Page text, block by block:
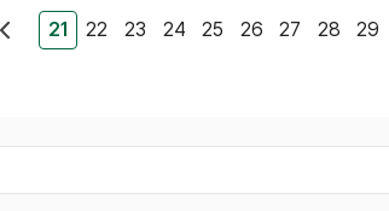
21 22 23 24 25 26 27 28 29